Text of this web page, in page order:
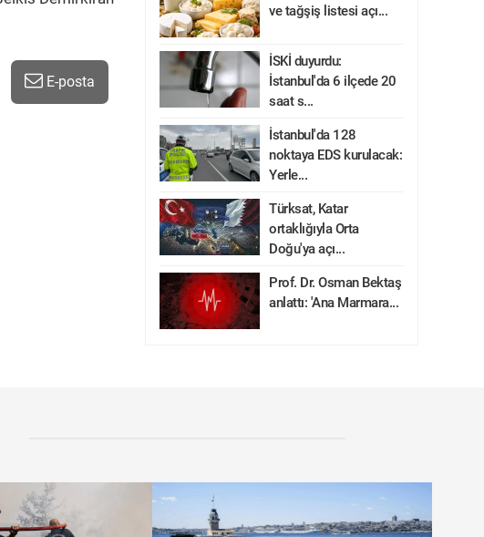
E-posta
ve tağşiş listesi açı...
İSKİ duyurdu:
İstanbul'da 6 ilçede 20
saat s...
İstanbul'da 128
noktaya EDS kurulacak:
Yerle...
Türksat, Katar
ortaklığıyla Orta
Doğu'ya açı...
Prof. Dr. Osman Bektaş
anlattı: 'Ana Marmara...